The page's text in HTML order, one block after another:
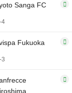
Sanga FC
4
Fukuoka
3